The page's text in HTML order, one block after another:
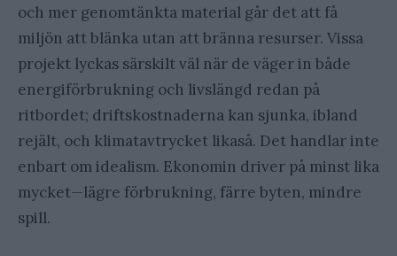
och mer genomtänkta material går det att få
miljön att blänka utan att bränna resurser. Vissa
projekt lyckas särskilt väl när de väger in både
energiförbrukning och livslängd redan på
ritbordet; driftskostnaderna kan sjunka, ibland
rejält, och klimatavtrycket likaså. Det handlar inte
enbart om idealism. Ekonomin driver på minst lika
mycket—lägre förbrukning, färre byten, mindre
spill.